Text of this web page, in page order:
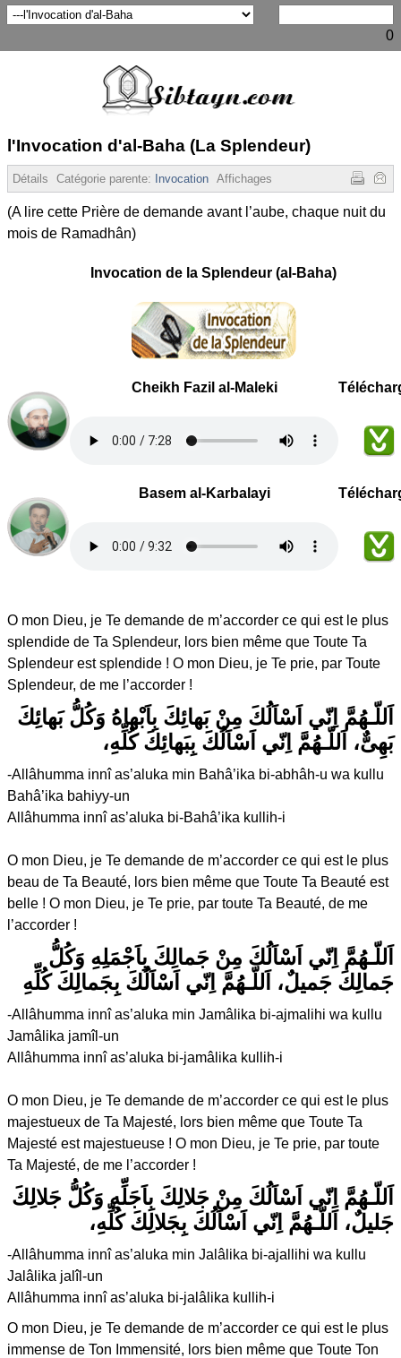
0
l'Invocation d'al-Baha (La Splendeur)
Détails Catégorie parente: Invocation Affichages :
(A lire cette Prière de demande avant l’aube, chaque nuit du
mois de Ramadhân)
Invocation de la Splendeur (al-Baha)
Cheikh Fazil al-Maleki
Basem al-Karbalayi
O mon Dieu, je Te demande de m’accorder ce qui est le plus
splendide de Ta Splendeur, lors bien même que Toute Ta
Splendeur est splendide ! O mon Dieu, je Te prie, par Toute
Splendeur, de me l’accorder !
اَللّـهُمَّ اِنّي اَسْاَلُكَ مِنْ بَهائِكَ بِاَبْهاهُ وَكُلُّ بَهائِكَ
بَهِىٌّ، اَللّـهُمَّ اِنّي اَسْاَلُكَ بِبَهائِكَ كُلِّهِ،
-Allâhumma innî as’aluka min Bahâ’ika bi-abhâh-u wa kullu
Bahâ’ika bahiyy-un
Allâhumma innî as’aluka bi-Bahâ’ika kullih-i
O mon Dieu, je Te demande de m’accorder ce qui est le plus
beau de Ta Beauté, lors bien même que Toute Ta Beauté est
belle ! O mon Dieu, je Te prie, par toute Ta Beauté, de me
l’accorder !
اَللّـهُمَّ اِنّي اَسْاَلُكَ مِنْ جَمالِكَ بِاَجْمَلِهِ وَكُلُّ
جَمالِكَ جَميلٌ، اَللّـهُمَّ اِنّي اَسْاَلُكَ بِجَمالِكَ كُلِّهِ
-Allâhumma innî as’aluka min Jamâlika bi-ajmalihi wa kullu
Jamâlika jamîl-un
Allâhumma innî as’aluka bi-jamâlika kullih-i
O mon Dieu, je Te demande de m’accorder ce qui est le plus
majestueux de Ta Majesté, lors bien même que Toute Ta
Majesté est majestueuse ! O mon Dieu, je Te prie, par toute
Ta Majesté, de me l’accorder !
اَللّـهُمَّ اِنّي اَسْاَلُكَ مِنْ جَلالِكَ بِاَجَلِّهِ وَكُلُّ جَلالِكَ
جَليلٌ، اَللّـهُمَّ اِنّي اَسْاَلُكَ بِجَلالِكَ كُلِّهِ،
-Allâhumma innî as’aluka min Jalâlika bi-ajallihi wa kullu
Jalâlika jalîl-un
Allâhumma innî as’aluka bi-jalâlika kullih-i
O mon Dieu, je Te demande de m’accorder ce qui est le plus
immense de Ton Immensité, lors bien même que Toute Ton